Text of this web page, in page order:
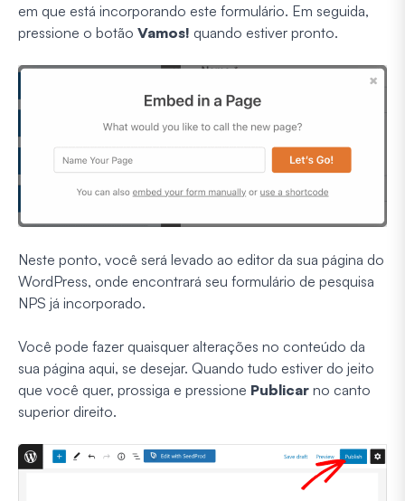
em que está incorporando este formulário. Em seguida,
pressione o botão Vamos! quando estiver pronto.
Neste ponto, você será levado ao editor da sua página do
WordPress, onde encontrará seu formulário de pesquisa
NPS já incorporado.
Você pode fazer quaisquer alterações no conteúdo da
sua página aqui, se desejar. Quando tudo estiver do jeito
que você quer, prossiga e pressione Publicar no canto
superior direito.